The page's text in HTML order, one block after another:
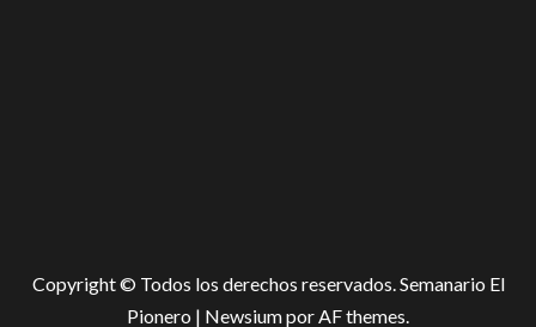
Copyright © Todos los derechos reservados. Semanario El
Pionero | Newsiumpor AF themes.